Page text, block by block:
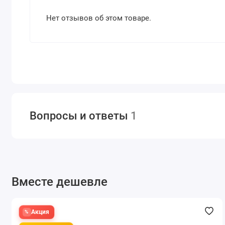
Нет отзывов об этом товаре.
Вопросы и ответы 1
Вместе дешевле
Акция
Акция
Акция